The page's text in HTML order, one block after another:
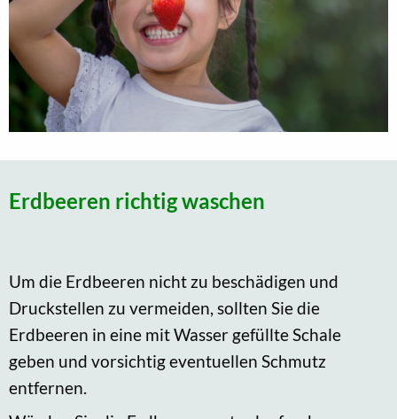
Erdbeeren richtig waschen
Um die Erdbeeren nicht zu beschädigen und
Druckstellen zu vermeiden, sollten Sie die
Erdbeeren in eine mit Wasser gefüllte Schale
geben und vorsichtig eventuellen Schmutz
entfernen.